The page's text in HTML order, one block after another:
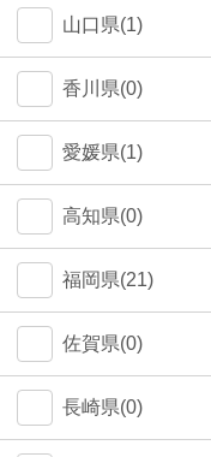
山口県(1)
香川県(0)
愛媛県(1)
高知県(0)
福岡県(21)
福岡市(20)
佐賀県(0)
長崎県(0)